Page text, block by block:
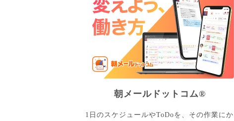
朝メールドットコム®
1日のスケジュールやToDoを、その作業にか